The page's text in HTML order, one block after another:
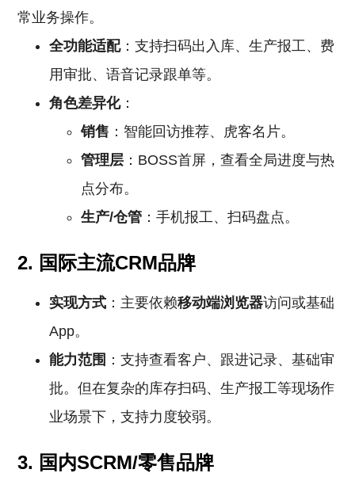
常业务操作。
全功能适配：支持扫码出入库、生产报工、费
用审批、语音记录跟单等。
角色差异化：
销售 ：智能回访推荐、虎客名片。
管理层 ：BOSS首屏，查看全局进度与热
点分布。
生产/仓管 ：手机报工、扫码盘点。
2. 国际主流CRM品牌
实现方式 ：主要依赖移动端浏览器访问或基础
App。
能力范围 ：支持查看客户、跟进记录、基础审
批。但在复杂的库存扫码、生产报工等现场作
业场景下，支持力度较弱。
3. 国内SCRM/零售品牌